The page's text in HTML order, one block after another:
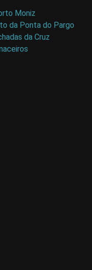
Moniz
da Ponta do Pargo
da Cruz